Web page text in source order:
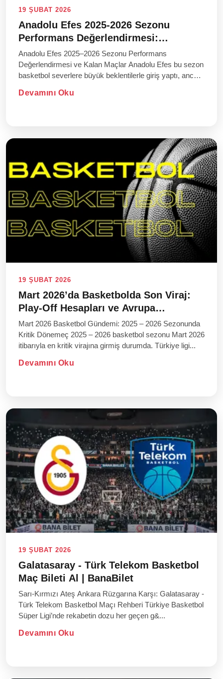
19 ŞUBAT 2026
Anadolu Efes 2025-2026 Sezonu
Performans Değerlendirmesi:
Zorluklar, Hedefler ve Kalan Maçlar
Anadolu Efes 2025–2026 Sezonu Performans
Değerlendirmesi ve Kalan Maçlar Anadolu Efes bu sezon
basketbol severlere büyük beklentilerle giriş yaptı, ancak
Devamını Oku
19 ŞUBAT 2026
Mart 2026’da Basketbolda Son Viraj:
Play-Off Hesapları ve Avrupa
Mücadelesi
Mart 2026 Basketbol Gündemi: 2025 – 2026 Sezonunda
Kritik Dönemeç 2025 – 2026 basketbol sezonu Mart 2026
itibarıyla en kritik virajına girmiş durumda. Türkiye ligi...
Devamını Oku
19 ŞUBAT 2026
Galatasaray - Türk Telekom Basketbol
Maç Bileti Al | BanaBilet
Sarı-Kırmızı Ateş Ankara Rüzgarına Karşı: Galatasaray -
Türk Telekom Basketbol Maçı Rehberi Türkiye Basketbol
Süper Ligi’nde rekabetin dozu her geçen g&...
Devamını Oku